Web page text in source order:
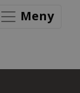
Meny